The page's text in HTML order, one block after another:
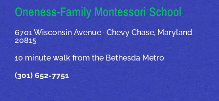
OUR ADDRESSES
Oneness-Family Montessori School
6701 Wisconsin Avenue · Chevy Chase, Maryland
20815
10 minute walk from the Bethesda Metro
(301) 652-7751